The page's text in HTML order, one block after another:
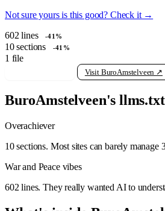
Not sure yours is this good? Check it →
602 lines -41%
10 sections -41%
1 file
Visit BuroAmstelveen ↗
BuroAmstelveen's
Overachiever
10 sections. Most sites can barely manage
War and Peace vibes
602 lines. They really wanted AI to